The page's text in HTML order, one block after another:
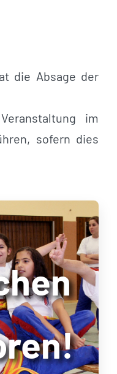
die Absage der
im
sofern dies